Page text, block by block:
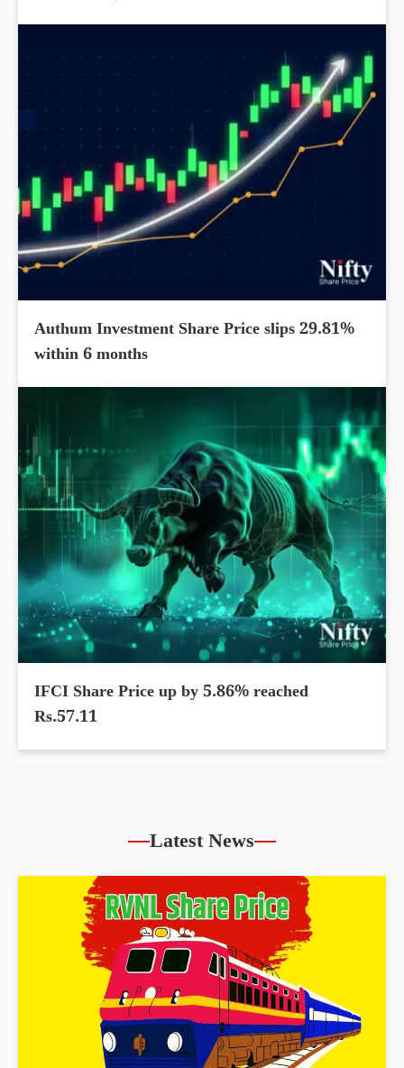
Authum Investment Share Price slips 29.81%
within 6 months
IFCI Share Price up by 5.86% reached
Rs.57.11
Latest News